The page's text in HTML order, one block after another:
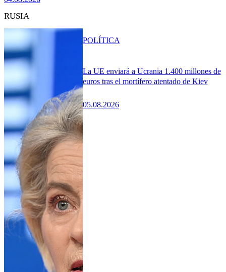
RUSIA
La UE enviará a Ucrania 1.400 millones de
euros tras el mortífero atentado de Kiev
05.08.2026
POLÍTICA